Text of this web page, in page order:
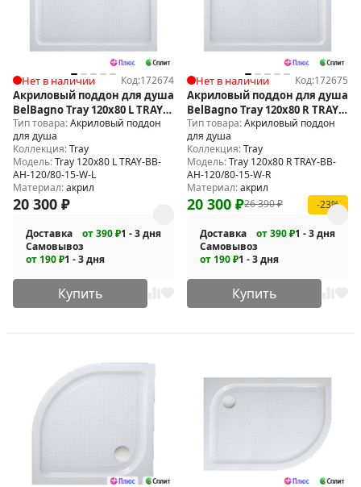
Нет в наличии Код:172674
Акриловый поддон для душа
BelBagno Tray 120x80 L TRAY-
BB-AH-120/80-15-W-L
Тип товара:Акриловый поддон
для душа
Коллекция:Tray
Модель:Tray 120x80 L TRAY-BB-
AH-120/80-15-W-L
Материал:акрил
20 300 ₽
Доставка от 390 ₽1 - 3 дня
Самовывоз
от 190 ₽1 - 3 дня
Купить
Нет в наличии Код:172675
Акриловый поддон для душа
BelBagno Tray 120x80 R TRAY-
BB-AH-120/80-15-W-R
Тип товара:Акриловый поддон
для душа
Коллекция:Tray
Модель:Tray 120x80 R TRAY-BB-
AH-120/80-15-W-R
Материал:акрил
26 390₽
20 300 ₽ -23%
Доставка от 390 ₽1 - 3 дня
Самовывоз
от 190 ₽1 - 3 дня
Купить